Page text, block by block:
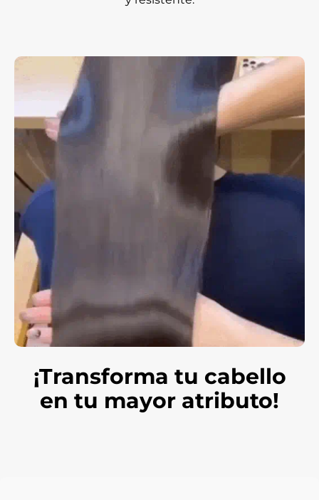
¡Transforma tu cabello
en tu mayor atributo!